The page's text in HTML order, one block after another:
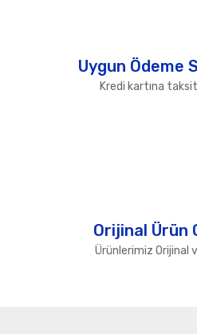
Uygun Ödeme
Kredi kartına
Orijinal Ürün
Ürünlerimiz Orijinal